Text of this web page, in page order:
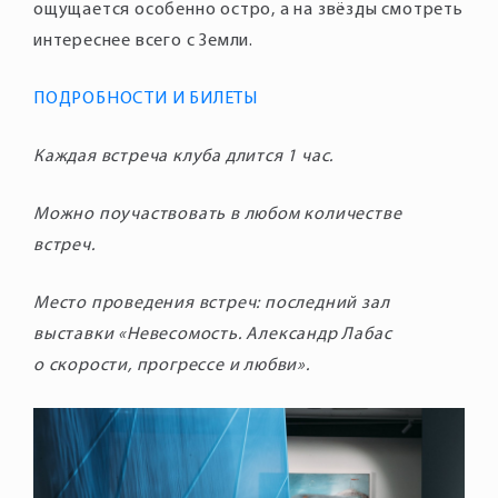
ощущается особенно остро, а на звёзды смотреть
интереснее всего с Земли.
ПОДРОБНОСТИ И БИЛЕТЫ
Каждая встреча клуба длится 1 час.
Можно поучаствовать в любом количестве
встреч.
Место проведения встреч: последний зал
выставки «Невесомость. Александр Лабас
о скорости, прогрессе и любви».